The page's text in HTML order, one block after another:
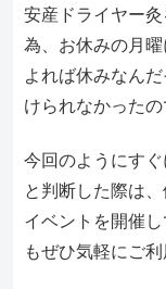
安産ドライヤー
為、お休みの月
よれば休みなん
けられなかった
今回のようにす
と判断した際は
イベントを開催
もぜひ気軽にご